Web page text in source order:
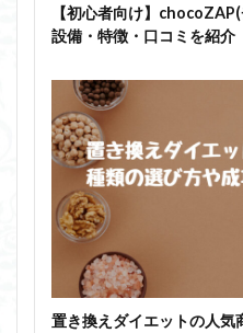
【初心者向け】
設備・特徴・口コミを紹介
置き換えダイエットの人気